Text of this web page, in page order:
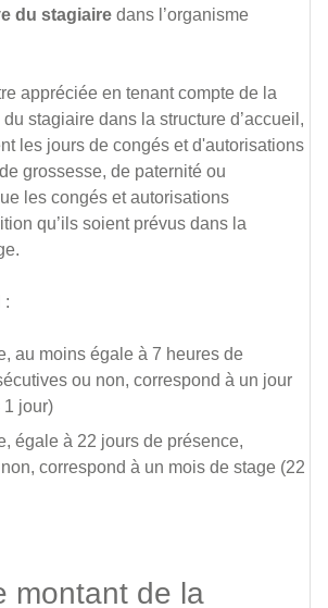
du stagiaire dans l’organisme
appréciée en tenant compte de la
stagiaire dans la structure d’accueil,
les jours de congés et d'autorisations
grossesse, de paternité ou
les congés et autorisations
qu’ils soient prévus dans la
:
au moins égale à 7 heures de
ou non, correspond à un jour
1 jour)
égale à 22 jours de présence,
correspond à un mois de stage (22
montant de la